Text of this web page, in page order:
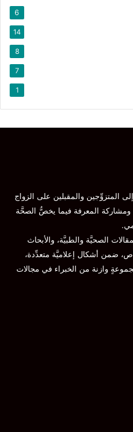
6
14
8
7
1
المتزوِّجين والمقبلين على الزواج
ومشاركة المعرفة فيما يخصُّ الصحَّة
الصحيَّة والطبيَّة، والأبحاث
ضمن أشكال إعلاميَّة متعدِّدة،
وازنة من الخبراء في مجالات